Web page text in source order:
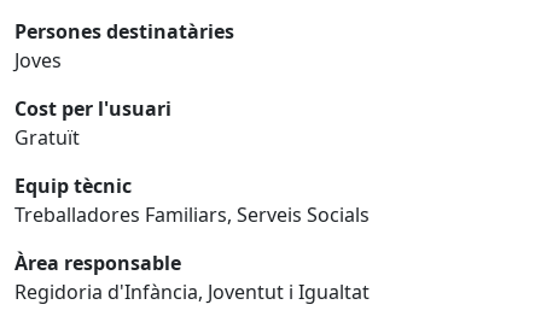
Persones destinatàries
Joves
Cost per l'usuari
Gratuït
Equip tècnic
Treballadores Familiars, Serveis Socials
Àrea responsable
Regidoria d'Infància, Joventut i Igualtat